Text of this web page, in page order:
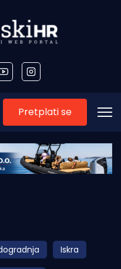
Pretplati se
Iskra